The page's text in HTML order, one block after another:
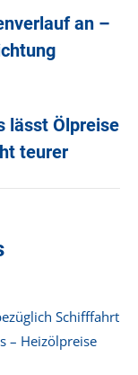
an –
lässt Ölpreise
teurer
Schifffahrt
– Heizölpreise